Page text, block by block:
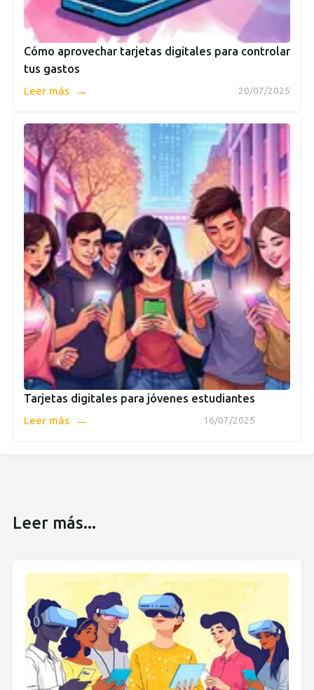
Cómo aprovechar tarjetas digitales para controlar
tus gastos
20/07/2025
Leer más →
Tarjetas digitales para jóvenes estudiantes
16/07/2025
Leer más →
Leer más...